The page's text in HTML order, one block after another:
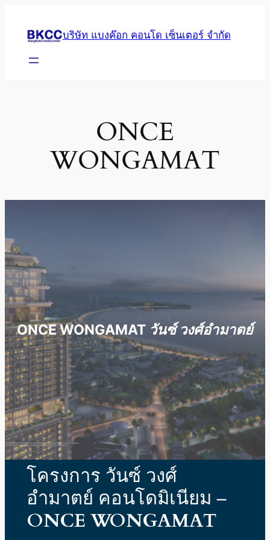
content
บริษัท แบงค๊อก คอนโด เซ็นเตอร์ จำกัด
ONCE
WONGAMAT
ONCE WONGAMAT วันซ์ วงศ์อำมาตย์
โครงการ วันซ์ วงศ์
อำมาตย์ คอนโดมิเนียม –
ONCE WONGAMAT